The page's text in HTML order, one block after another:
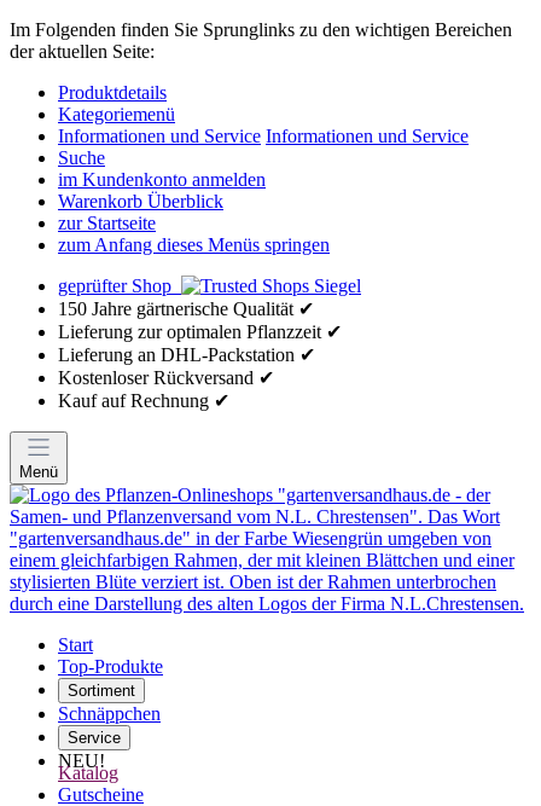
Im Folgenden finden Sie Sprunglinks zu den wichtigen Bereichen
der aktuellen Seite:
Produktdetails
Kategoriemenü
Informationen und Service Informationen und Service
Suche
im Kundenkonto anmelden
Warenkorb Überblick
zur Startseite
zum Anfang dieses Menüs springen
geprüfter Shop
150 Jahre gärtnerische Qualität ✔
Lieferung zur optimalen Pflanzzeit ✔
Lieferung an DHL-Packstation ✔
Kostenloser Rückversand ✔
Kauf auf Rechnung ✔
Menü
Start
Top-Produkte
Sortiment
Schnäppchen
Service
NEU!
Katalog
Gutscheine